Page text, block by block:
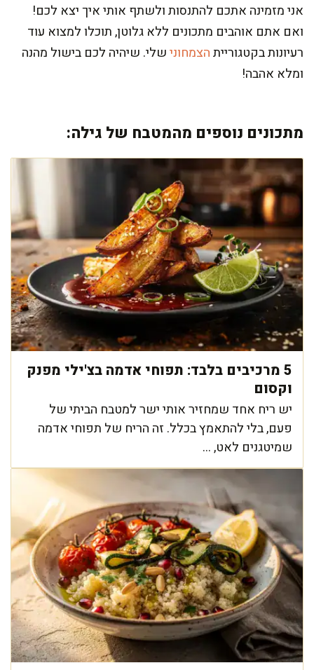
אני מזמינה אתכם להתנסות ולשתף אותי איך יצא לכם!
ואם אתם אוהבים מתכונים ללא גלוטן, תוכלו למצוא עוד
רעיונות בקטגורייתהצמחונישלי. שיהיה לכם בישול מהנה
ומלא אהבה!
מתכונים נוספים מהמטבח של גילה:
5 מרכיבים בלבד: תפוחי אדמה בצ'ילי מפנק
וקסום
יש ריח אחד שמחזיר אותי ישר למטבח הביתי של
פעם, בלי להתאמץ בכלל. זה הריח של תפוחי אדמה
שמיטגנים לאט, ...